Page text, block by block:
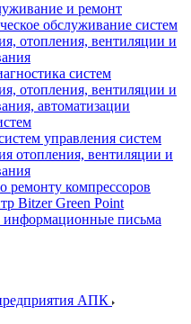
и ремонт
обслуживание систем
отопления, вентиляции и
систем
отопления, вентиляции и
автоматизации
управления систем
отопления, вентиляции и
ремонту компрессоров
Bitzer Green Point
письма
АПК